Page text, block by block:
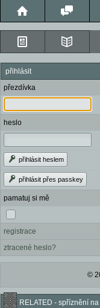
přihlásit
přezdívka
heslo
přihlásit heslem
přihlásit přes passkey
pamatuj si mě
registrace
ztracené heslo?
©
RELATED - spříznění na